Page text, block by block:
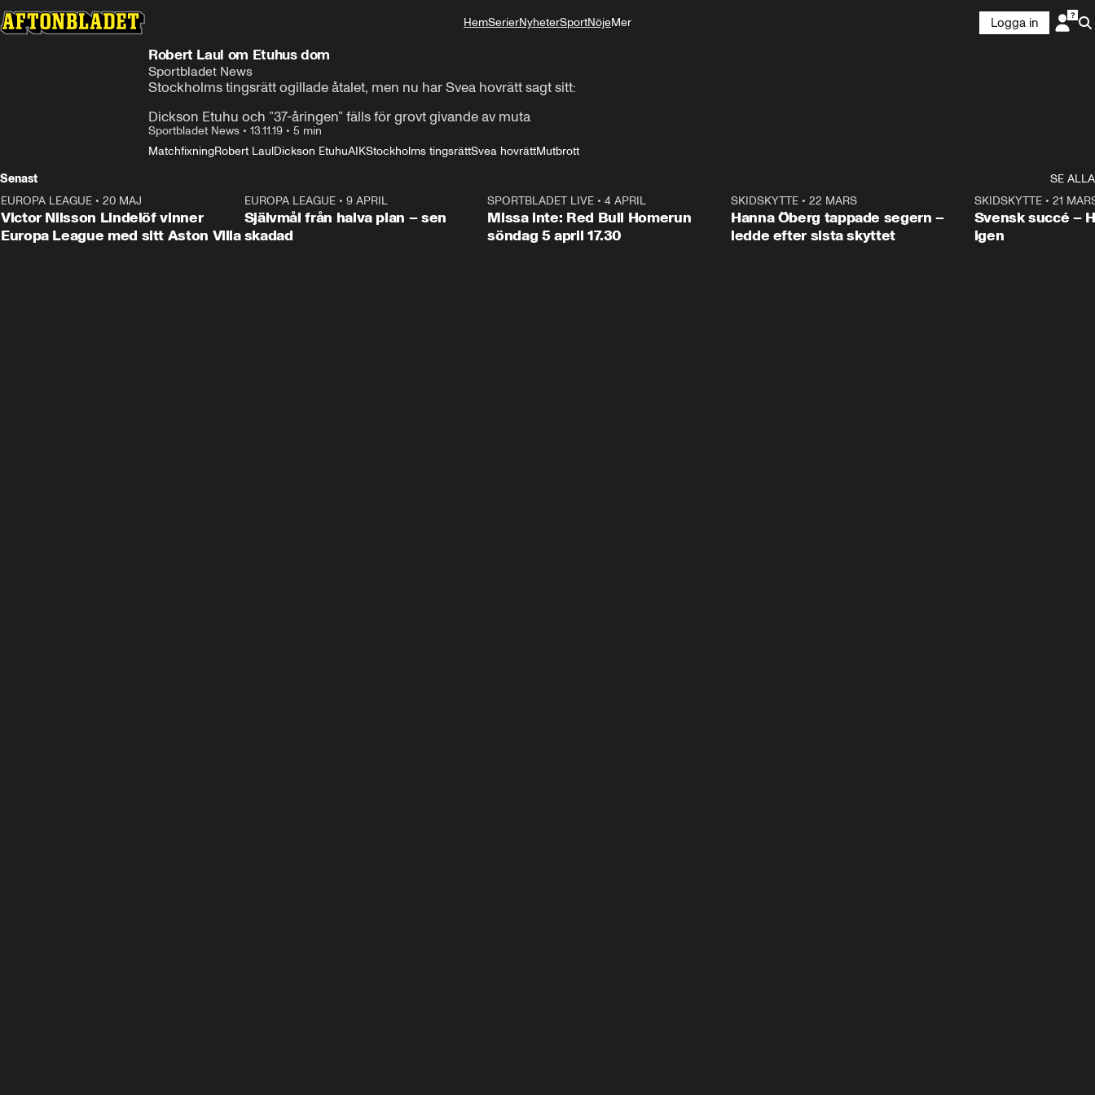
HemSerierNyheterSportNöjeMer
Logga in
Robert Laul om Etuhus dom
Sportbladet News
Stockholms tingsrätt ogillade åtalet, men nu har Svea hovrätt sagt sitt:
Dickson Etuhu och ”37-åringen” fälls för grovt givande av muta
Sportbladet News • 13.11.19 • 5 min
MatchfixningRobert LaulDickson EtuhuAIKStockholms tingsrättSvea hovrättMutbrott
Senast
SE ALLA
EUROPA LEAGUE • 20 MAJ
Victor Nilsson Lindelöf vinner
Europa League med sitt Aston Villa
1:03
EUROPA LEAGUE• 9 APRIL
Självmål från halva plan – sen
skadad
SPORTBLADET LIVE •4 APRIL
Missa inte: Red Bull Homerun
söndag 5 april 17.30
SKIDSKYTTE• 22 MARS
Hanna Öberg tappade segern –
ledde efter sista skyttet
SKIDSKYTTE• 21
Svensk succé –
igen